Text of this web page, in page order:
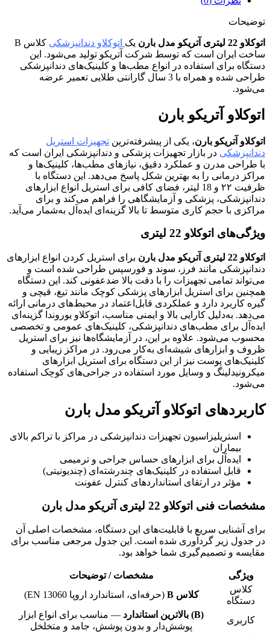
توضیحات
اتوکلاو 22 لیتری آتریکو مدل بارن یک اتوکلاو دندانپزشکی
کلاس B
ساخت ایران است که توسط شرکت آتریکو تولید می‌شود. این
دستگاه برای استفاده در انواع مطب‌ها و کلینیک‌های دندانپزشکی
طراحی شده و همراه با 3 سال گارانتی طلایی تعمیر عرضه
می‌شود.
اتوکلاو آتریکو بارن
اتوکلاو آتریکو بارن، یکی از پیشرفته‌ترین تجهیزات استریل
دندانپزشکی در بازار تجهیزات پزشکی و دندانپزشکی ایران است که
با طراحی مدرن و عملکرد دقیق، نیازهای مطب‌ها، کلینیک‌ها و
مراکز درمانی را به بهترین شکل پاسخ می‌دهد. این دستگاه با
ظرفیت ۲۲ و 18 لیتر، فضای کافی برای استریل انواع ابزارهای
دندانپزشکی، پزشکی و آزمایشگاهی را فراهم می‌کند و برای
مراکزی با حجم کاری متوسط تا بالا گزینه‌ای ایده‌آل به‌شمار می‌آید.
ویژگی‌های اتوکلاو 22 لیتری
اتوکلاو 22 لیتری آتریکو مدل بارن
برای استریل کردن انواع ابزارهای
دندانپزشکی مانند فرز، سوند و فورسپس طراحی شده است و
می‌تواند تمامی تجهیزات را با دقت بالا ضدعفونی کند. این دستگاه
همچنین برای استریل ابزارهای پزشکی کوچک مانند تیغ، قیچی و
گیره کاربرد دارد و عملکردی قابل‌اعتماد در محیط‌های درمانی ارائه
می‌دهد. به‌دلیل کارایی بالا و ایمنی مناسب، اتوکلاو یوروندا گزینه‌ای
ایده‌آل برای مطب‌های دندانپزشکی، کلینیک‌های عمومی و تخصصی
محسوب می‌شود. علاوه بر این، در آزمایشگاه‌ها نیز برای استریل
ظروف و ابزارهای شیشه‌ای به‌کار می‌رود. در مراکز زیبایی و
کلینیک‌های پوست نیز از این دستگاه برای استریل ابزارهای
میکرونیدلینگ و وسایل مورد استفاده در جراحی‌های کوچک استفاده
می‌شود.
کاربردهای اتوکلاو آتریکو مدل بارن
استریلیزاسیون تجهیزات دندانپزشکی در مراکز با تراکم بالای
بیماران
ایده‌آل برای ابزارهای حساس جراحی و ترمیمی
قابل استفاده در کلینیک‌های چندرشته‌ای (چندیونیتی)
مؤثر در ارتقای استانداردهای کنترل عفونت
مشخصات فنی اتوکلاو 22 لیتری آتریکو مدل بارن
برای آشنایی سریع با قابلیت‌های این دستگاه، مشخصات اصلی آن
در جدول زیر گردآوری شده است. این جدول مرجعی مناسب برای
مقایسه و تصمیم‌گیری شما خواهد بود.
ویژگی
مشخصات / توضیحات
کلاس
دستگاه
کلاس B (حرفه‌ای، استاندارد اروپا EN 13060)
کاربری
(B) بالاترین استاندارد
— مناسب برای انواع ابزار
پوشش‌دار و بدون پوشش، جامد و متخلخل